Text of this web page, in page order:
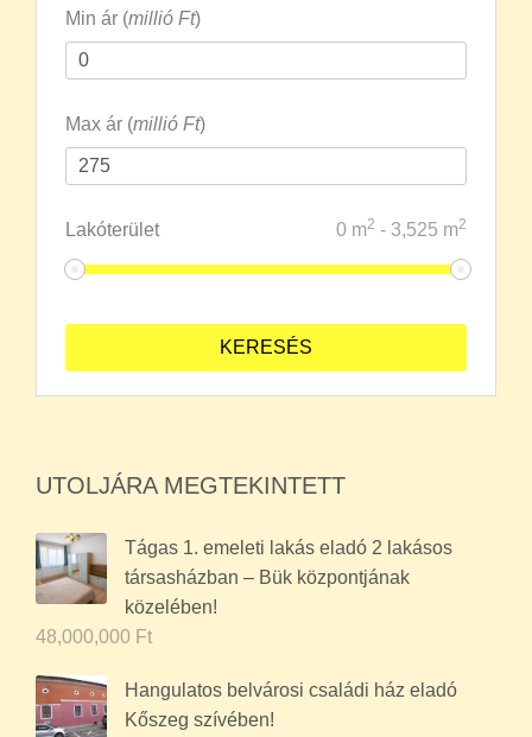
Min ár (millió Ft)
Max ár (millió Ft)
Lakóterület 0 m2 - 3,525 m2
UTOLJÁRA MEGTEKINTETT
Tágas 1. emeleti lakás eladó 2 lakásos
társasházban – Bük központjának
közelében!
48,000,000 Ft
Hangulatos belvárosi családi ház eladó
Kőszeg szívében!